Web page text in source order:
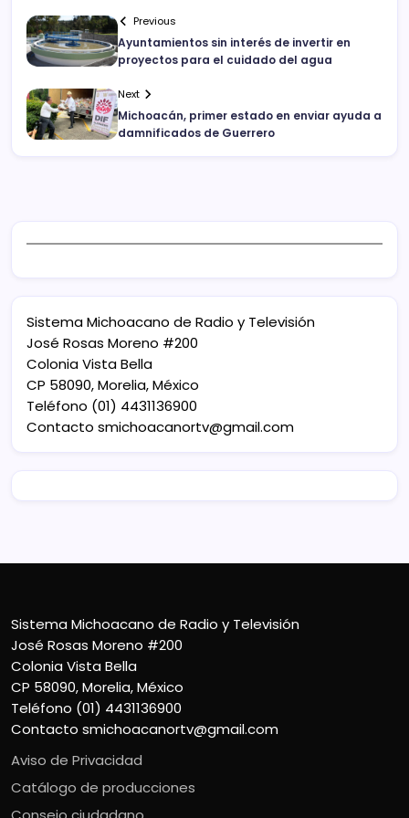
Previous
Ayuntamientos sin interés de invertir en
proyectos para el cuidado del agua
Next
Michoacán, primer estado en enviar ayuda a
damnificados de Guerrero
Sistema Michoacano de Radio y Televisión
José Rosas Moreno #200
Colonia Vista Bella
CP 58090, Morelia, México
Teléfono (01) 4431136900
Contacto smichoacanortv@gmail.com
Sistema Michoacano de Radio y Televisión
José Rosas Moreno #200
Colonia Vista Bella
CP 58090, Morelia, México
Teléfono (01) 4431136900
Contacto smichoacanortv@gmail.com
Aviso de Privacidad
Catálogo de producciones